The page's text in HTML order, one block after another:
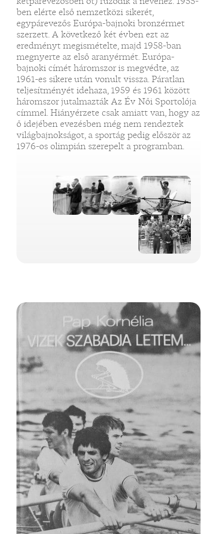
ben elérte első nemzetközi sikerét,
egypárevezős Európa-bajnoki bronzérmet
szerzett. A következő két évben ezt az
eredményt megismételte, majd 1958-ban
megnyerte az első aranyérmét. Európa-
bajnoki címét háromszor is megvédte, az
1961-es sikere után vonult vissza. Páratlan
teljesítményét idehaza, 1959 és 1961 között
háromszor jutalmazták Az Év Női Sportolója
címmel. Hiányérzete csak amiatt van, hogy az
ő idejében evezésben még nem rendeztek
világbajnokságot, a sportág pedig először az
1976-os olimpián szerepelt a programban.